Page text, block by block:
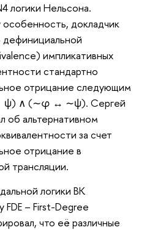
логики Нельсона.
докладчик
импликативных
стандартно
отрицание следующим
ψ) ∧ (∼φ ↔ ∼ψ). Сергей
об альтернативном
за счет
отрицание в
трансляции.
логики BK
– First-Degree
что её различные